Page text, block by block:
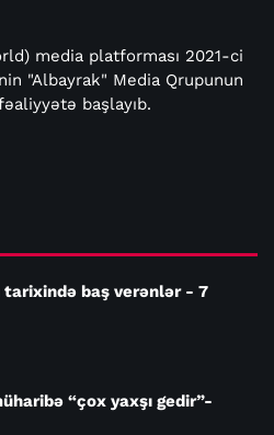
media platforması 2021-ci
"Albayrak" Media Qrupunun
başlayıb.
tarixində baş verənlər - 7
“çox yaxşı gedir”-